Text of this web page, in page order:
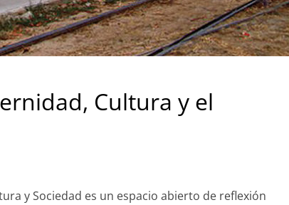
Cultura y el
y Sociedad es un espacio abierto de reflexión